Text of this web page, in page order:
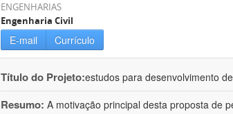
ENGENHARIAS
Engenharia Civil
E-mail Currículo
Título do Projeto:estudos para desenvolvimento
Resumo: A motivação principal desta proposta de